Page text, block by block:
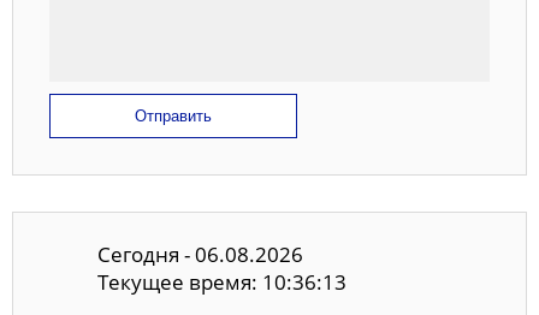
Отправить
Сегодня - 06.08.2026
Текущее время: 10:36:14